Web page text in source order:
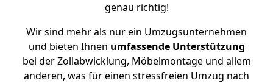
genau richtig!
Wir sind mehr als nur ein Umzugsunternehmen
und bieten Ihnen umfassende Unterstützung
bei der Zollabwicklung, Möbelmontage und allem
anderen, was für einen stressfreien Umzug nach